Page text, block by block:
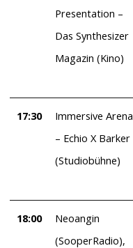
Presentation –
Das Synthesizer
Magazin (Kino)
17:30
Immersive Arena
– Echio X Barker
(Studiobühne)
18:00
Neoangin
(SooperRadio),